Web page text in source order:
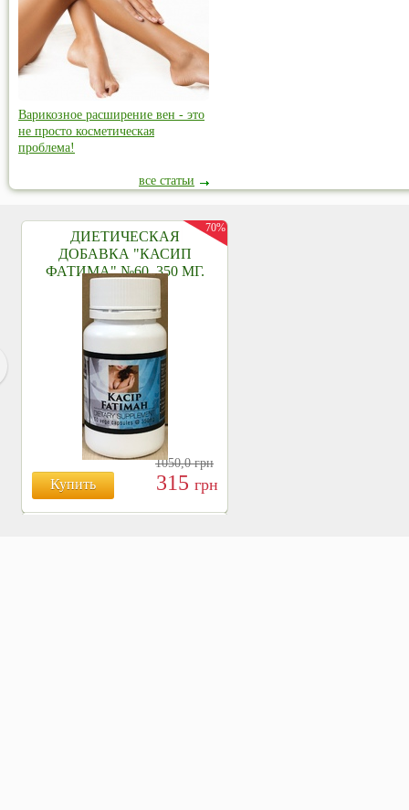
Варикозное расширение вен - это
не просто косметическая
проблема!
все статьи
ДИЕТИЧЕСКАЯ
ДОБАВКА "КАСИП
ФАТИМА" №60, 350 МГ.
Купить
1050,0грн
315 грн
70%